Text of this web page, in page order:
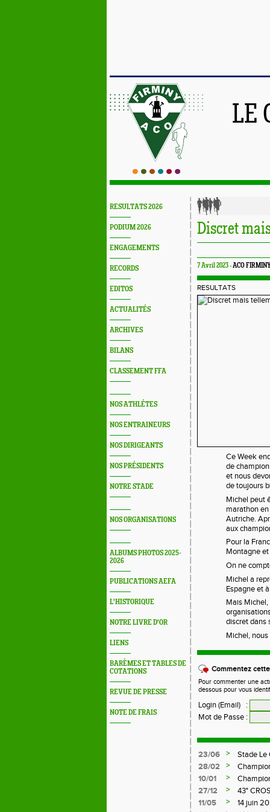
LE
RESULTATS 2026
PODIUM 2026
ENGAGEMENTS
RECORDS
EDITOS
ACTUALITÉS
ARCHIVES
BILANS
CLASSEMENT FFA
NOS ATHLÉTES
NOS ENTRAINEURS
NOS DIRIGEANTS
NOS PRÉSIDENTS
NOTRE STADE
NOS ORGANISATIONS
ALBUMS PHOTOS 2025-
2026
PUBLICATIONS AEFA
L'HISTORIQUE
NOTRE LIVRE D'OR
LIENS
BARÈMES ET TABLES DE
COTATIONS
REVUE DE PRESSE
NOTE DE FRAIS
Discret
7 Avril 2023 -ACO FIRMINY
RESULTATS
Ce Week
de
et nous
de toujours
Michel peut
marathon
Autriche.
aux
Pour la
Montagne
On ne
Michel a
Espagne et
Mais
discret dans
Michel,
Commentez
Pour commenter une
dessous pour vous
Login (Email)
:
Mot de Passe :
23/06 >
Stade Le
28/02
>
10/01
>
27/12
>
43°
11/05
>
14 juin